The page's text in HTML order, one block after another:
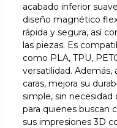
acabado inferior
diseño magnético
rápida y segura, así
las piezas. Es
como PLA, TPU,
versatilidad. Además,
caras, mejora su
simple, sin
para quienes buscan
sus impresiones 3D